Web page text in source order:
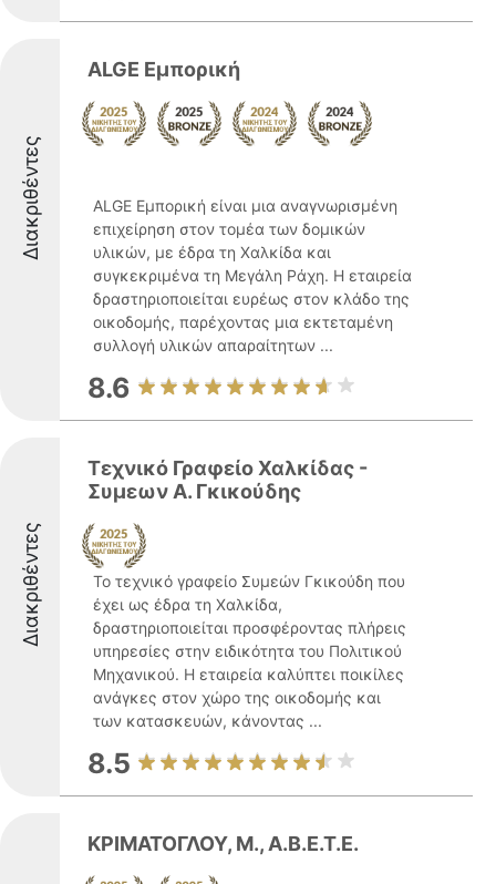
Διακριθέντες
ALGE Εμπορική
ALGE Εμπορική είναι μια αναγνωρισμένη
επιχείρηση στον τομέα των δομικών
υλικών, με έδρα τη Χαλκίδα και
συγκεκριμένα τη Μεγάλη Ράχη. Η εταιρεία
δραστηριοποιείται ευρέως στον κλάδο της
οικοδομής, παρέχοντας μια εκτεταμένη
συλλογή υλικών απαραίτητων ...
8.6
Διακριθέντες
Τεχνικό Γραφείο Χαλκίδας -
Συμεων Α. Γκικούδης
Το τεχνικό γραφείο Συμεών Γκικούδη που
έχει ως έδρα τη Χαλκίδα,
δραστηριοποιείται προσφέροντας πλήρεις
υπηρεσίες στην ειδικότητα του Πολιτικού
Μηχανικού. Η εταιρεία καλύπτει ποικίλες
ανάγκες στον χώρο της οικοδομής και
των κατασκευών, κάνοντας ...
8.5
ΚΡΙΜΑΤΟΓΛΟΥ, Μ., Α.Β.Ε.Τ.Ε.